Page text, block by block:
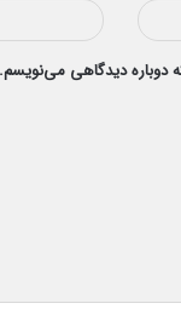
دوباره دیدگاهی می‌نویسم.